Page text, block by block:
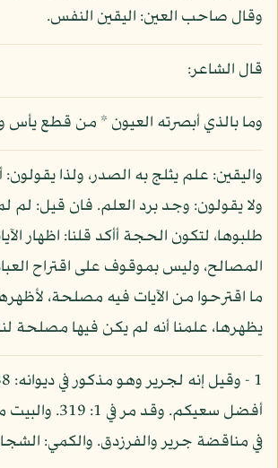
وقال صاحب العين: اليقين النفس.
قال الشاعر:
وما بالذي أبصرته العيون * من قطع يأس
واليقين: علم يثلج به الصدر، ولذا يقولون:
ولا يقولون: وجد برد العلم. فان قيل: لم لم
طلبوها، لتكون الحجة أأكد قلنا: اظهار
المصالح، وليس بموقوف على اقتراح
ما اقترحوا من الآيات فيه مصلحة،
يظهرها، علمنا أنه لم يكن فيها مصلحة
أفضل سعيكم. وقد
في مناقضة جرير والفرزدق. والكمي: